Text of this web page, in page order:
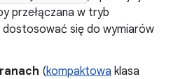
przełączana w tryb
dostosować się do wymiarów
(kompaktowa klasa